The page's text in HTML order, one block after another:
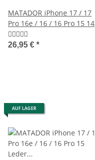
MATADOR iPhone 17 / 17
Pro 16e / 16 / 16 Pro 15 14
13 Ledercase Braun
26,95 € *
AUF LAGER